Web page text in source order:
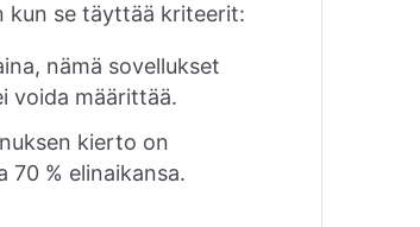
kun se täyttää kriteerit:
nämä sovellukset
voida määrittää.
kierto on
70 % elinaikansa.